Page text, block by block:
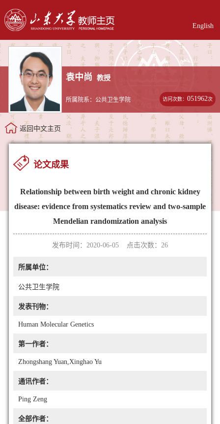
English
袁中尚 教授
所属院系：公共卫生学院 访问次数：051962次
返回中文主页
论文成果
Relationship between birth weight and chronic kidney
disease: evidence from systematics review and two-sample
Mendelian randomization analysis
发布时间：2020-06-05 点击次数： 26
所属单位：
公共卫生学院
发表刊物：
Human Molecular Genetics
第一作者：
Zhongshang Yuan,Xinghao Yu
通讯作者：
Ping Zeng
全部作者：